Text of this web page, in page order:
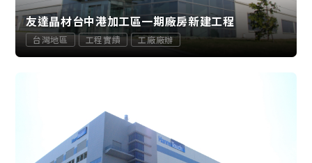
友達晶材台中港加工區一期廠房新建工程
台灣地區 工程實績 工廠廠辦